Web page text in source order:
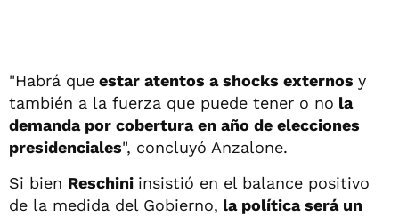
"Habrá que estar atentos a shocks externos y
también a la fuerza que puede tener o no la
demanda por cobertura en año de elecciones
presidenciales", concluyó Anzalone.
Si bien Reschini insistió en el balance positivo
de la medida del Gobierno, la política será un